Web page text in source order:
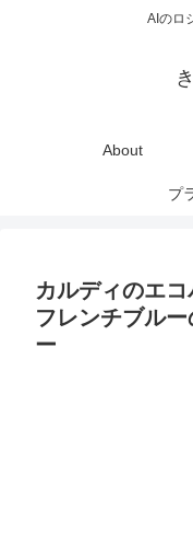
AIのロ
About
プ
カルディのエコ
フレンチブル
ー